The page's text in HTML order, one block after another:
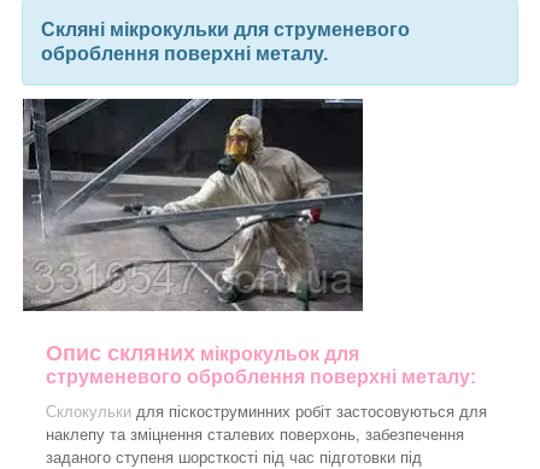
Скляні мікрокульки для струменевого
оброблення поверхні металу.
Опис скляних мікрокульок для
струменевого оброблення поверхні металу:
Склокульки для піскоструминних робіт застосовуються для
наклепу та зміцнення сталевих поверхонь, забезпечення
заданого ступеня шорсткості під час підготовки під